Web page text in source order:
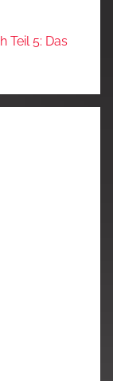
Teil 5: Das